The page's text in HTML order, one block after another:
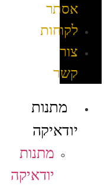
אסתר
לקוחות
צור
קשר
מתנות
יודאיקה
מתנות
יודאיקה